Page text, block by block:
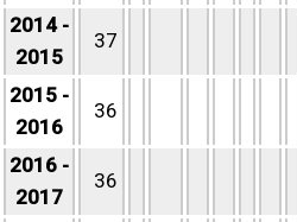
2014 -
2015
37
2015 -
2016
36
2016 -
2017
36